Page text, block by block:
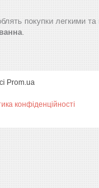
покупки легкими
Prom.ua
конфіденційності